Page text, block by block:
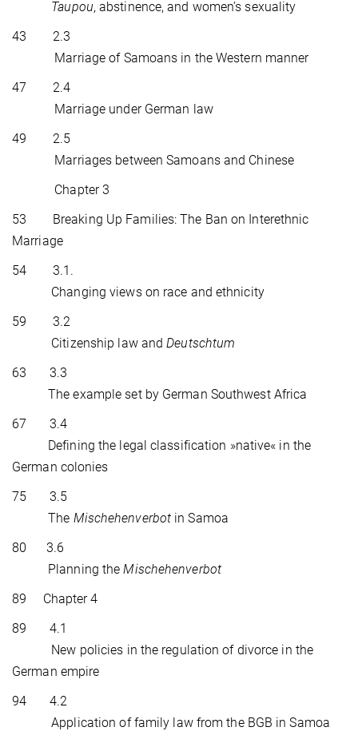
Taupou, abstinence, and women’s sexuality
43 2.3
Marriage of Samoans in the Western manner
47 2.4
Marriage under German law
49 2.5
Marriages between Samoans and Chinese
Chapter 3
53 Breaking Up Families: The Ban on Interethnic
Marriage
54 3.1.
Changing views on race and ethnicity
59 3.2
Citizenship law andDeutschtum
63 3.3
The example set by German Southwest Africa
67 3.4
Defining the legal classification »native« in the
German colonies
75 3.5
The Mischehenverbot in Samoa
80 3.6
Planning theMischehenverbot
89 Chapter 4
89 4.1
New policies in the regulation of divorce in the
German empire
94 4.2
Application of family law from the BGB in Samoa